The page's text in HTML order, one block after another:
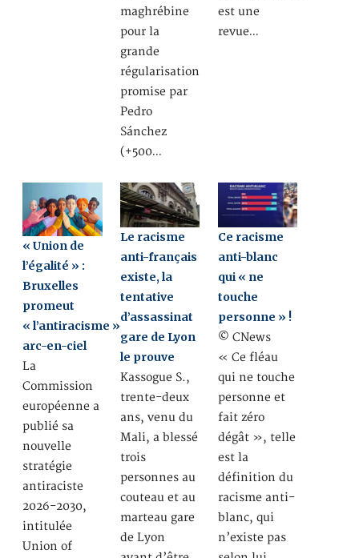
maghrébine
pour la
grande
régularisation
promise par
Pedro
Sánchez
(+500…
est une
revue…
« Union de
l’égalité » :
Bruxelles
promeut
« l’antiracisme »
arc-en-ciel
La
Commission
européenne a
publié sa
nouvelle
stratégie
antiraciste
2026-2030,
intitulée
Union of
Le racisme
anti-français
existe, la
tentative
d’assassinat
gare de Lyon
le prouve
Kassogue S.,
trente-deux
ans, venu du
Mali, a blessé
trois
personnes au
couteau et au
marteau gare
de Lyon
Ce racisme
anti-blanc
qui « ne
touche
personne » !
© CNews
« Ce fléau
qui ne touche
personne et
fait zéro
dégât », telle
est la
définition du
racisme anti-
blanc, qui
n’existe pas